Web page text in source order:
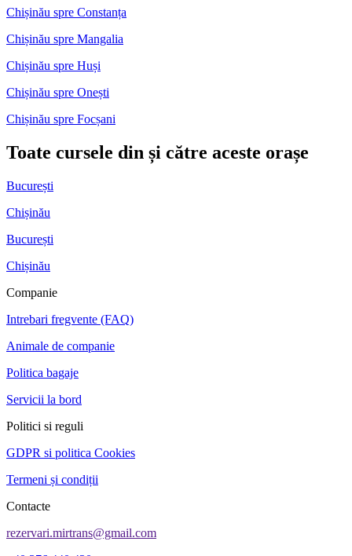
Chișinău spre Constanța
Chișinău spre Mangalia
Chișinău spre Huși
Chișinău spre Onești
Chișinău spre Focșani
Toate cursele din și către aceste orașe
București
Chișinău
București
Chișinău
Companie
Intrebari fregvente (FAQ)
Animale de companie
Politica bagaje
Servicii la bord
Politici si reguli
GDPR si politica Cookies
Termeni și condiții
Contacte
rezervari.mirtrans@gmail.com